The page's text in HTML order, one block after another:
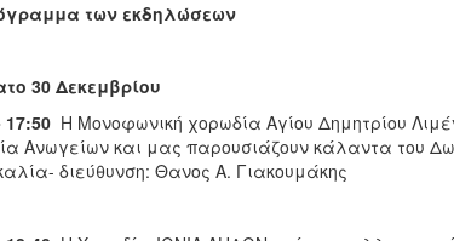
των εκδηλώσεων
30 Δεκεμβρίου
17:50Η Μονοφωνική χορωδία Αγίου Δημητρίου
Ανωγείων και μας παρουσιάζουν κάλαντα του
διεύθυνση: Θανος Α. Γιακουμάκης